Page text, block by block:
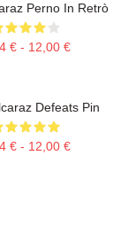
Perno In Retrò
€ - 12,00 €
Defeats Pin
€ - 12,00 €